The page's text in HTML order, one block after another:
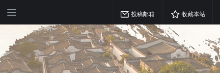
投稿邮箱 收藏本站